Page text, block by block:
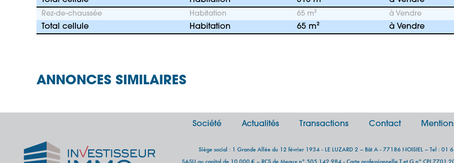
Rez-de-chaussée Habitation 65 m² à Vendre
Total cellule Habitation 65 m² à Vendre
ANNONCES SIMILAIRES
Société Actualités Transactions Contact
Siège social : 1 Grande Allée du 12 février 1934 - LE LUZARD 2 – Bât A - 77186 NOISIEL – Tel : 01